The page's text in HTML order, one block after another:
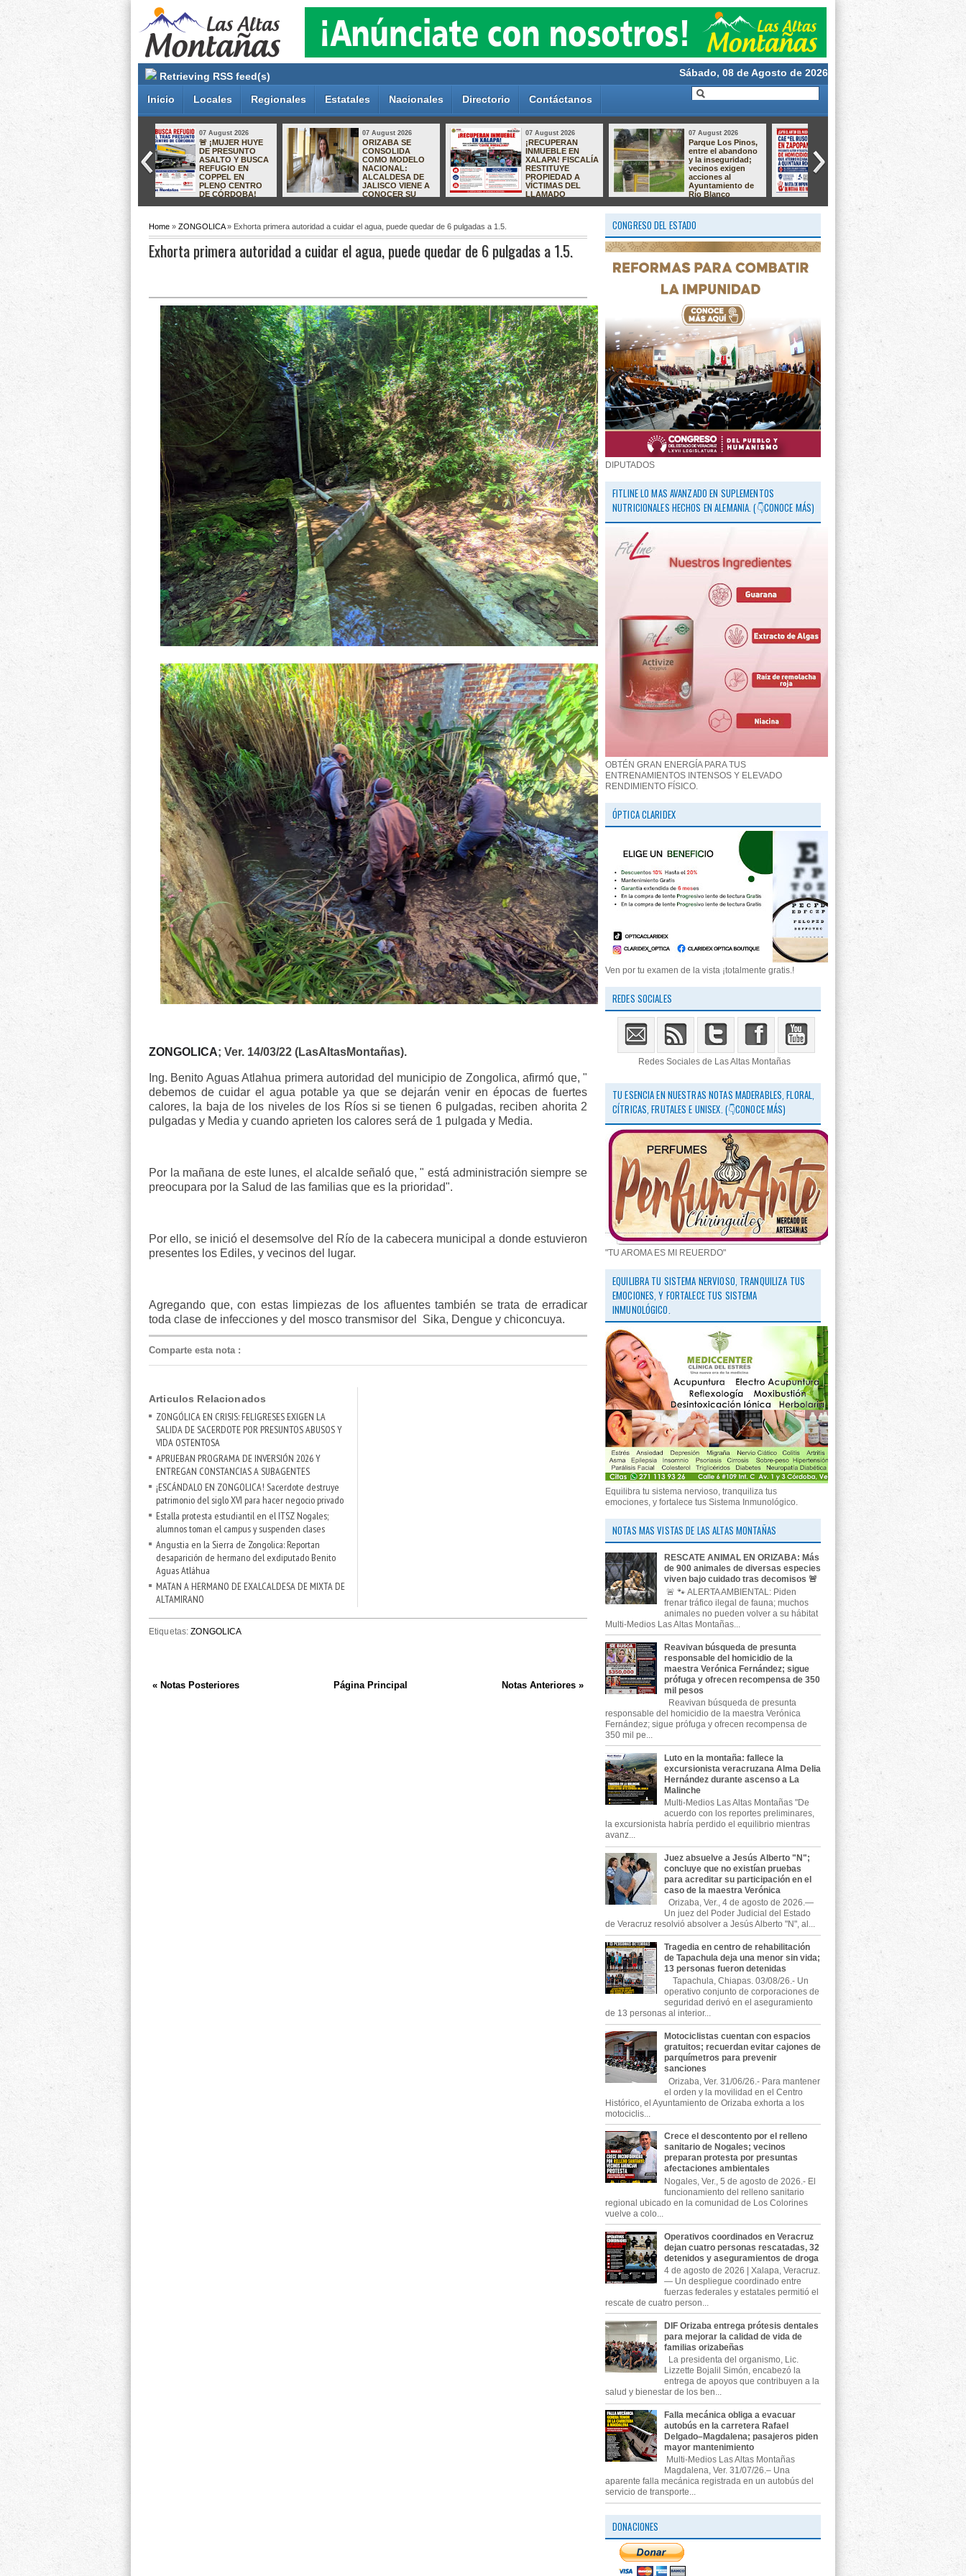
Retrieving RSS feed(s) Sábado, 08 de Agosto de 2026
Inicio Locales Regionales Estatales Nacionales Directorio Contáctanos
EXPERIENCIA
07 August 2026
¡RECUPERAN
INMUEBLE EN
XALAPA! FISCALÍA
RESTITUYE
PROPIEDAD A
VÍCTIMAS DEL
LLAMADO
07 August 2026
Parque Los Pinos,
entre el abandono
y la inseguridad;
vecinos exigen
acciones al
Ayuntamiento de
Río Blanco
07 August 2026
Golpe al crimen
organizado:
capturan en
Zapopan a
presunto operador
ligado a
homicidios en
07 August 2026
DIF La Perla se
suma a iniciativa
para fortalecer la
atención e
inclusión de
personas con
autismo
Río Blanco
impulsa el
Home » ZONGOLICA» Exhorta primera autoridad a cuidar el agua, puede quedar de 6 pulgadas a 1.5.
Exhorta primera autoridad a cuidar el agua, puede quedar de 6 pulgadas a 1.5.
ZONGOLICA; Ver. 14/03/22 (LasAltasMontañas).
Ing. Benito Aguas Atlahua primera autoridad del municipio de Zongolica, afirmó que, "
debemos de cuidar el agua potable ya que se dejarán venir en épocas de fuertes
calores, la baja de los niveles de los Ríos si se tienen 6 pulgadas, reciben ahorita 2
pulgadas y Media y cuando aprieten los calores será de 1 pulgada y Media.
Por la mañana de este lunes, el alcalde señaló que, " está administración siempre se
preocupara por la Salud de las familias que es la prioridad".
Por ello, se inició el desemsolve del Río de la cabecera municipal a donde estuvieron
presentes los Ediles, y vecinos del lugar.
Agregando que, con estas limpiezas de los afluentes también se trata de erradicar
toda clase de infecciones y del mosco transmisor del
Sika, Dengue y chiconcuya.
Comparte esta nota:
Articulos Relacionados
ZONGÓLICA EN CRISIS: FELIGRESES EXIGEN LA
SALIDA DE SACERDOTE POR PRESUNTOS ABUSOS Y
VIDA OSTENTOSA
APRUEBAN PROGRAMA DE INVERSIÓN 2026 Y
ENTREGAN CONSTANCIAS A SUBAGENTES
¡ESCÁNDALO EN ZONGOLICA! Sacerdote destruye
patrimonio del siglo XVI para hacer negocio privado
Estalla protesta estudiantil en el ITSZ Nogales;
alumnos toman el campus y suspenden clases
Angustia en la Sierra de Zongolica: Reportan
desaparición de hermano del exdiputado Benito
Aguas Atláhua
MATAN A HERMANO DE EXALCALDESA DE MIXTA DE
ALTAMIRANO
Etiquetas:ZONGOLICA
« Notas Posteriores Notas Anteriores »
Página Principal
CONGRESO DEL ESTADO
DIPUTADOS
FITLINE LO MAS AVANZADO EN SUPLEMENTOS
NUTRICIONALES HECHOS EN ALEMANIA. (👇CONOCE MÁS)
OBTÉN GRAN ENERGÍA PARA TUS
ENTRENAMIENTOS INTENSOS Y ELEVADO
RENDIMIENTO FÍSICO.
ÓPTICA CLARIDEX
Ven por tu examen de la vista ¡totalmente gratis.!
REDES SOCIALES
Redes Sociales de Las Altas Montañas
TU ESENCIA EN NUESTRAS NOTAS MADERABLES, FLORAL,
CÍTRICAS, FRUTALES E UNISEX. (👇CONOCE MÁS)
"TU AROMA ES MI REUERDO"
EQUILIBRA TU SISTEMA NERVIOSO, TRANQUILIZA TUS
EMOCIONES, Y FORTALECE TUS SISTEMA
INMUNOLÓGICO.
Equilibra tu sistema nervioso, tranquiliza tus
emociones, y fortalece tus Sistema Inmunológico.
NOTAS MAS VISTAS DE LAS ALTAS MONTAÑAS
RESCATE ANIMAL EN ORIZABA: Más
de 900 animales de diversas especies
viven bajo cuidado tras decomisos 🚨
🚨 🐾 ALERTA AMBIENTAL: Piden
frenar tráfico ilegal de fauna; muchos
animales no pueden volver a su hábitat
Multi-Medios Las Altas Montañas...
Reavivan búsqueda de presunta
responsable del homicidio de la
maestra Verónica Fernández; sigue
prófuga y ofrecen recompensa de 350
mil pesos
Reavivan búsqueda de presunta
responsable del homicidio de la maestra Verónica
Fernández; sigue prófuga y ofrecen recompensa de
350 mil pe...
Luto en la montaña: fallece la
excursionista veracruzana Alma Delia
Hernández durante ascenso a La
Malinche
Multi-Medios Las Altas Montañas "De
acuerdo con los reportes preliminares,
la excursionista habría perdido el equilibrio mientras
avanz...
Juez absuelve a Jesús Alberto "N";
concluye que no existían pruebas
para acreditar su participación en el
caso de la maestra Verónica
Orizaba, Ver., 4 de agosto de 2026.—
Un juez del Poder Judicial del Estado
de Veracruz resolvió absolver a Jesús Alberto "N", al...
Tragedia en centro de rehabilitación
de Tapachula deja una menor sin vida;
13 personas fueron detenidas
Tapachula, Chiapas. 03/08/26.- Un
operativo conjunto de corporaciones de
seguridad derivó en el aseguramiento
de 13 personas al interior...
Motociclistas cuentan con espacios
gratuitos; recuerdan evitar cajones de
parquímetros para prevenir
sanciones
Orizaba, Ver. 31/06/26.- Para mantener
el orden y la movilidad en el Centro
Histórico, el Ayuntamiento de Orizaba exhorta a los
motociclis...
Crece el descontento por el relleno
sanitario de Nogales; vecinos
preparan protesta por presuntas
afectaciones ambientales
Nogales, Ver., 5 de agosto de 2026.- El
funcionamiento del relleno sanitario
regional ubicado en la comunidad de Los Colorines
vuelve a colo...
Operativos coordinados en Veracruz
dejan cuatro personas rescatadas, 32
detenidos y aseguramientos de droga
4 de agosto de 2026 | Xalapa, Veracruz.
— Un despliegue coordinado entre
fuerzas federales y estatales permitió el
rescate de cuatro person...
DIF Orizaba entrega prótesis dentales
para mejorar la calidad de vida de
familias orizabeñas
La presidenta del organismo, Lic.
Lizzette Bojalil Simón, encabezó la
entrega de apoyos que contribuyen a la
salud y bienestar de los ben...
Falla mecánica obliga a evacuar
autobús en la carretera Rafael
Delgado–Magdalena; pasajeros piden
mayor mantenimiento
Multi-Medios Las Altas Montañas
Magdalena, Ver. 31/07/26.– Una
aparente falla mecánica registrada en un autobús del
servicio de transporte...
DONACIONES